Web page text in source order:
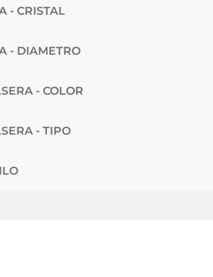
- CRISTAL
- DIAMETRO
- COLOR
- TIPO